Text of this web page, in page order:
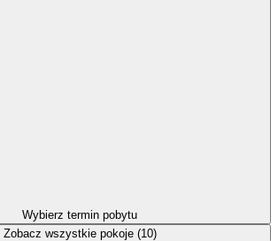
Wybierz termin pobytu
Zobacz wszystkie pokoje (10)